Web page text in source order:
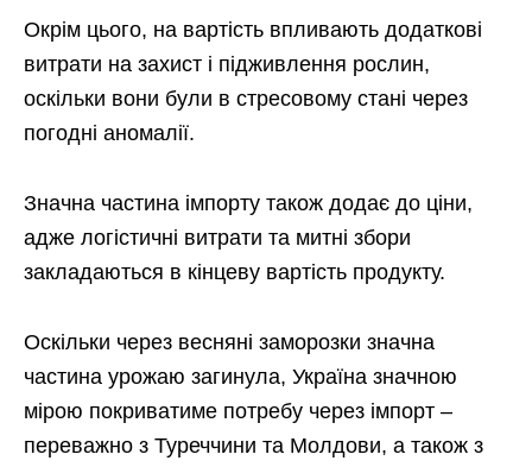
Окрім цього, на вартість впливають додаткові
витрати на захист і підживлення рослин,
оскільки вони були в стресовому стані через
погодні аномалії.
Значна частина імпорту також додає до ціни,
адже логістичні витрати та митні збори
закладаються в кінцеву вартість продукту.
Оскільки через весняні заморозки значна
частина урожаю загинула, Україна значною
мірою покриватиме потребу через імпорт –
переважно з Туреччини та Молдови, а також з